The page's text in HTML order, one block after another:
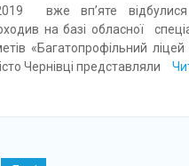
вже вп’яте відбулися
на базі обласної
«Багатопрофільний
Чернівці представляли